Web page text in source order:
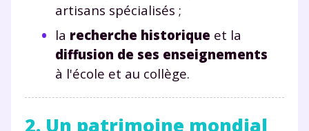
artisans spécialisés ;
la recherche historique et la
diffusion de ses enseignements
à l'école et au collège.
2. Un patrimoine mondial